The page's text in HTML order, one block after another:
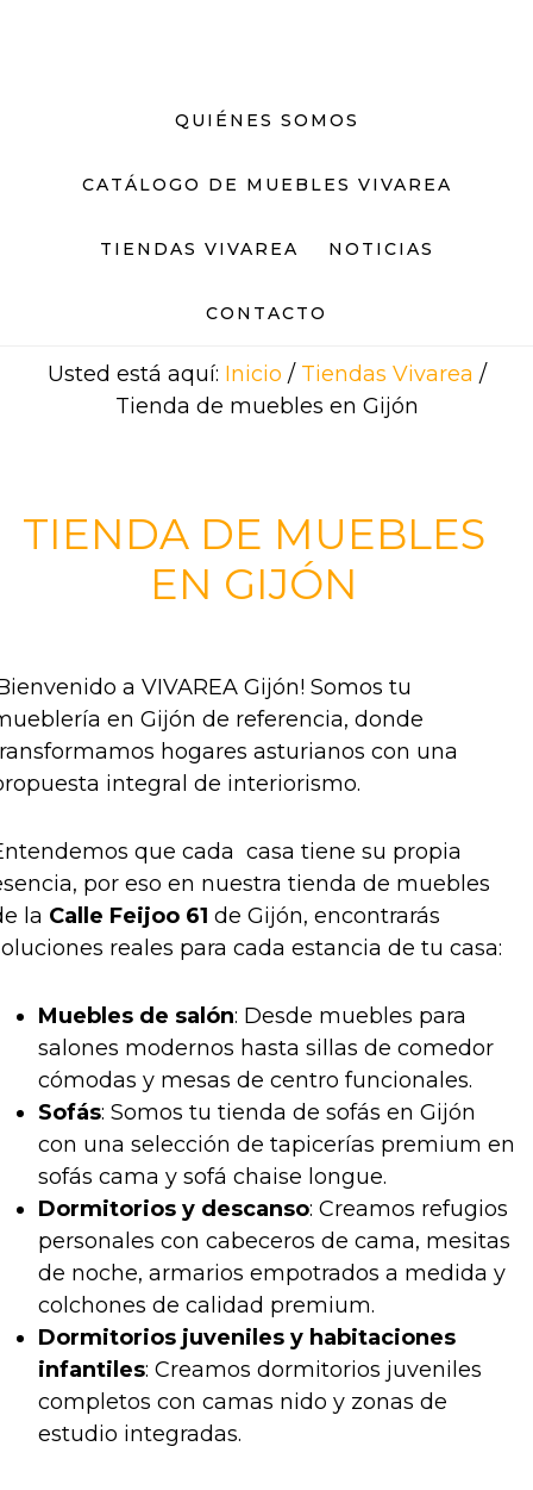
QUIÉNES SOMOS
CATÁLOGO DE MUEBLES VIVAREA
TIENDAS VIVAREA NOTICIAS
CONTACTO
Usted está aquí: Inicio / Tiendas Vivarea /
Tienda de muebles en Gijón
TIENDA DE MUEBLES
EN GIJÓN
a VIVAREA Gijón! Somos tu
en Gijón de referencia, donde
hogares asturianos con una
integral de interiorismo.
que cada casa tiene su propia
por eso en nuestra tienda de muebles
la Calle Feijoo 61 de Gijón, encontrarás
reales para cada estancia de tu casa:
Muebles de salón: Desde muebles para
salones modernos hasta sillas de comedor
cómodas y mesas de centro funcionales.
Sofás: Somos tu tienda de sofás en Gijón
con una selección de tapicerías premium en
sofás cama y sofá chaise longue.
Dormitorios y descanso: Creamos refugios
personales con cabeceros de cama, mesitas
de noche, armarios empotrados a medida y
colchones de calidad premium.
Dormitorios juveniles y habitaciones
infantiles: Creamos dormitorios juveniles
completos con camas nido y zonas de
estudio integradas.